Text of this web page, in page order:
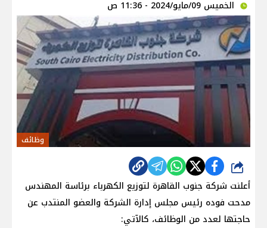
الخميس 09/مايو/2024 - 11:36 ص
وظائف
شارك
أعلنت شركة جنوب القاهرة لتوزيع الكهرباء برئاسة المهندس
مدحت فوده رئيس مجلس إدارة الشركة والعضو المنتدب عن
حاجتها لعدد من الوظائف، كالآتي: